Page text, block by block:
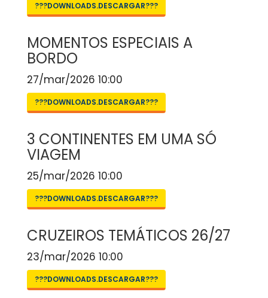
???DOWNLOADS.DESCARGAR???
MOMENTOS ESPECIAIS A
BORDO
27/mar/2026 10:00
???DOWNLOADS.DESCARGAR???
3 CONTINENTES EM UMA SÓ
VIAGEM
25/mar/2026 10:00
???DOWNLOADS.DESCARGAR???
CRUZEIROS TEMÁTICOS 26/27
23/mar/2026 10:00
???DOWNLOADS.DESCARGAR???